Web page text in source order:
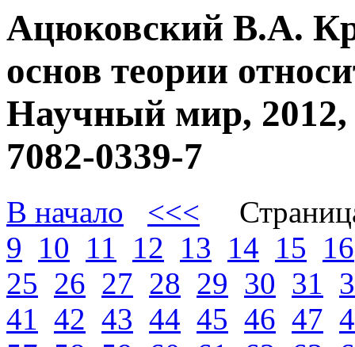
Ацюковский В.А.
основ теории
Научный мир,
7082-0339-7
В начало <<<
9 10 11 12 13 14 15 16
25 26 27 28 29 30 31
41 42 43 44 45 46 47